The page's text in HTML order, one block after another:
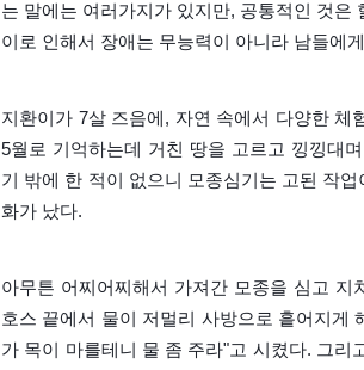
는 말에는 여러가지가 있지만, 공통적인 것은
이로 인해서 장애는 무능력이 아니라 남들에
지환이가 7살 즈음에, 자연 속에서 다양한
5월로 기억하는데 거친 땅을 고르고 낑낑대
기 밖에 한 적이 없으니 모종심기는 고된 작
화가 났다.
아무튼 어찌어찌해서 가져간 모종을 심고
호스 끝에서 물이 저멀리 사방으로 흩어지게
가 목이 마를테니 물 좀 주라"고 시켰다. 그리